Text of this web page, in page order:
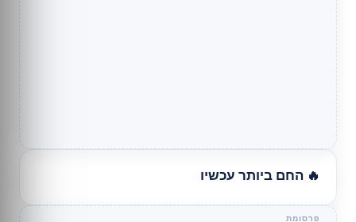
🔥 החם ביותר עכשיו